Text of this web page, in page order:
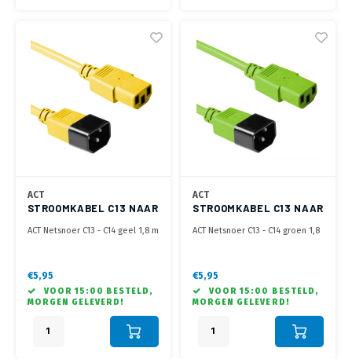
ACT
STROOMKABEL C13 NAAR
ACT Netsnoer C13 - C14 geel 1,8 m
€5,95
VOOR 15:00 BESTELD,
MORGEN GELEVERD!
ACT
STROOMKABEL C13 NAAR
ACT Netsnoer C13 - C14 groen 1,8
€5,95
VOOR 15:00 BESTELD,
MORGEN GELEVERD!